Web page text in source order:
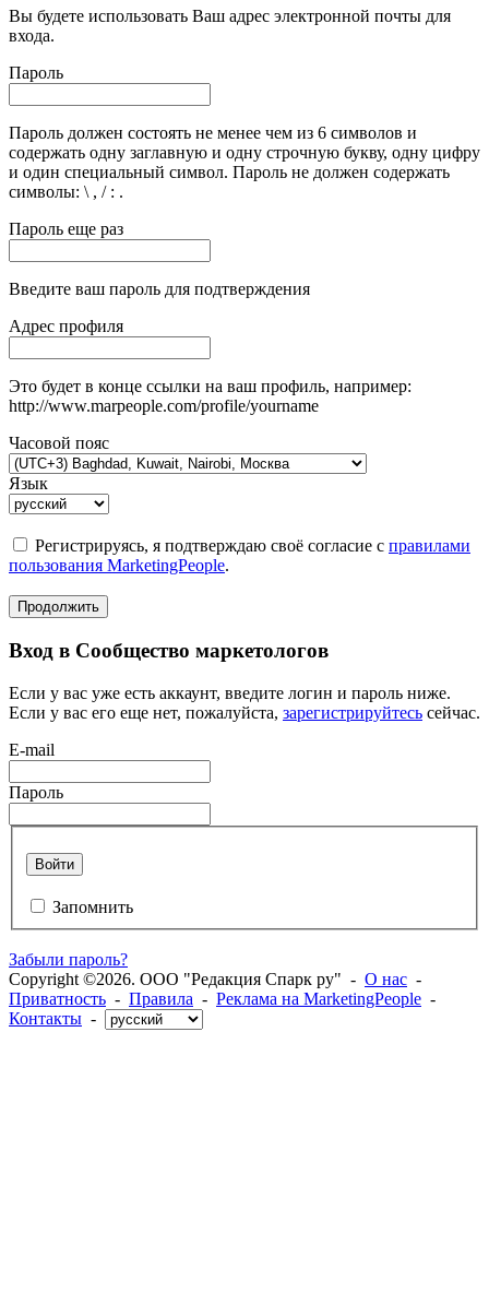
Вы будете использовать Ваш адрес электронной почты для
входа.
Пароль
Пароль должен состоять не менее чем из 6 символов и
содержать одну заглавную и одну строчную букву, одну цифру
и один специальный символ. Пароль не должен содержать
символы: \ , / : .
Пароль еще раз
Введите ваш пароль для подтверждения
Адрес профиля
Это будет в конце ссылки на ваш профиль, например:
http://www.marpeople.com/profile/yourname
Часовой пояс
Язык
Регистрируясь, я подтверждаю своё согласие с правилами
пользования MarketingPeople.
Продолжить
Вход в Сообщество маркетологов
Если у вас уже есть аккаунт, введите логин и пароль ниже.
Если у вас его еще нет, пожалуйста, зарегистрируйтесь сейчас.
E-mail
Пароль
Войти
Запомнить
Забыли пароль?
Copyright ©2026. ООО "Редакция Спарк ру" - О нас -
Приватность - Правила - Реклама на MarketingPeople -
Контакты -